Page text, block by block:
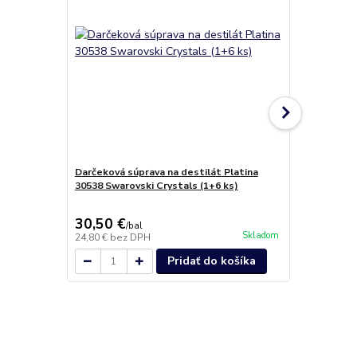
Darčeková súprava na destilát Platina
30538 Swarovski Crystals (1+6 ks)
30,50 €/bal
24,80 € bez DPH Skladom
Pridať do košíka